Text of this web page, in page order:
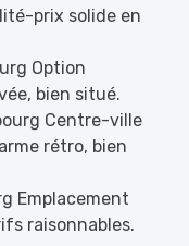
prix solide en
Option
bien situé.
Centre-ville
rétro, bien
Emplacement
raisonnables.